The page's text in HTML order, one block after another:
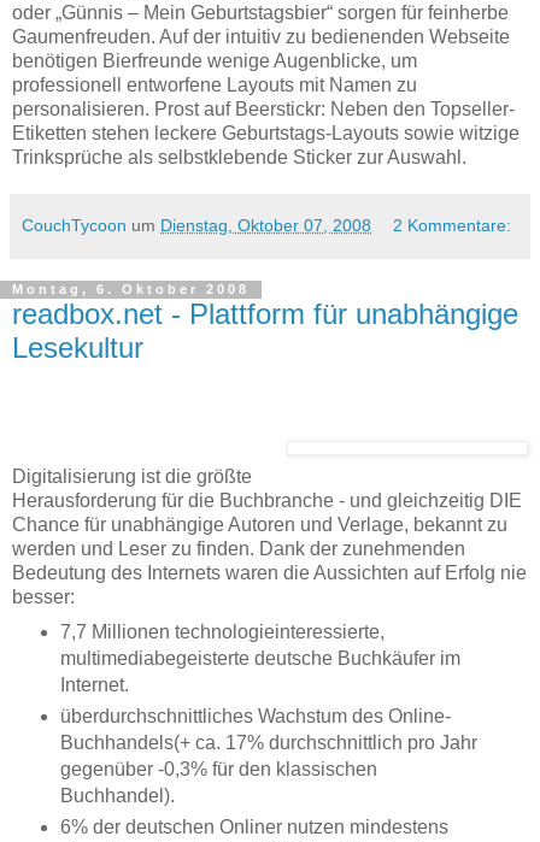
oder „Günnis – Mein Geburtstagsbier“ sorgen für feinherbe
Gaumenfreuden. Auf der intuitiv zu bedienenden Webseite
benötigen Bierfreunde wenige Augenblicke, um
professionell entworfene Layouts mit Namen zu
personalisieren. Prost auf Beerstickr: Neben den Topseller-
Etiketten stehen leckere Geburtstags-Layouts sowie witzige
Trinksprüche als selbstklebende Sticker zur Auswahl.
CouchTycoon um Dienstag, Oktober 07, 2008 2 Kommentare:
Montag, 6. Oktober 2008
readbox.net - Plattform für unabhängige
Lesekultur
Digitalisierung ist die größte
Herausforderung für die Buchbranche - und gleichzeitig DIE
Chance für unabhängige Autoren und Verlage, bekannt zu
werden und Leser zu finden. Dank der zunehmenden
Bedeutung des Internets waren die Aussichten auf Erfolg nie
besser:
7,7 Millionen technologieinteressierte,
multimediabegeisterte deutsche Buchkäufer im
Internet.
überdurchschnittliches Wachstum des Online-
Buchhandels(+ ca. 17% durchschnittlich pro Jahr
gegenüber -0,3% für den klassischen
Buchhandel).
6% der deutschen Onliner nutzen mindestens